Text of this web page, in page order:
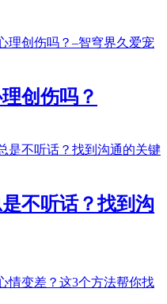
创伤吗？
不听话？找到沟